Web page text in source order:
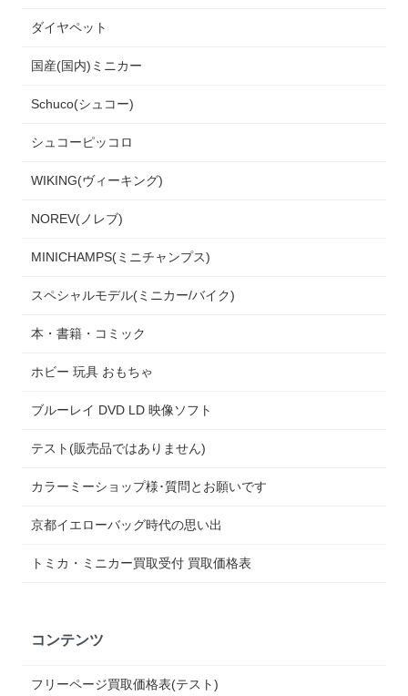
ダイヤペット
国産(国内)ミニカー
Schuco(シュコー)
シュコーピッコロ
WIKING(ヴィーキング)
NOREV(ノレブ)
MINICHAMPS(ミニチャンプス)
スペシャルモデル(ミニカー/バイク)
本・書籍・コミック
ホビー 玩具 おもちゃ
ブルーレイ DVD LD 映像ソフト
テスト(販売品ではありません)
カラーミーショップ様･質問とお願いです
京都イエローバッグ時代の思い出
トミカ・ミニカー買取受付 買取価格表
コンテンツ
フリーページ買取価格表(テスト)